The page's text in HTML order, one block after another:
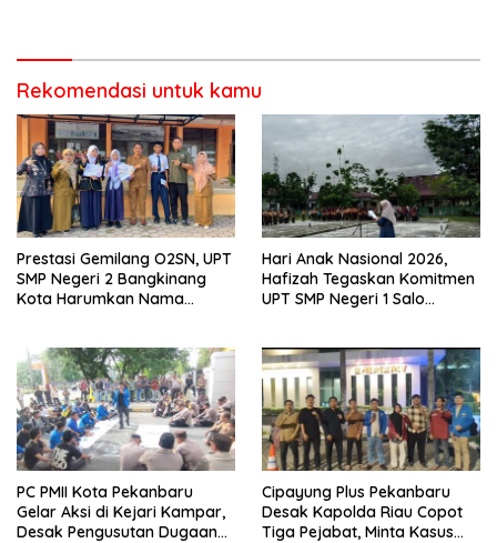
Rekomendasi untuk kamu
Prestasi Gemilang O2SN, UPT
SMP Negeri 2 Bangkinang
Kota Harumkan Nama
Hari Anak Nasional 2026,
Hafizah Tegaskan Komitmen
UPT SMP Negeri 1 Salo
PC PMII Kota Pekanbaru
Gelar Aksi di Kejari Kampar,
Desak Pengusutan Dugaan
Cipayung Plus Pekanbaru
Desak Kapolda Riau Copot
Tiga Pejabat, Minta Kasus